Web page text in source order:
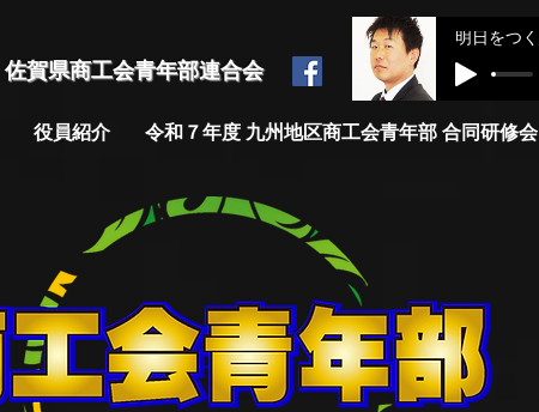
​佐賀県商工会青年部連合会
役員紹介 令和７年度 九州地区商工会青年部 合同研修会